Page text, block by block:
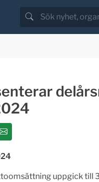
uppgick till